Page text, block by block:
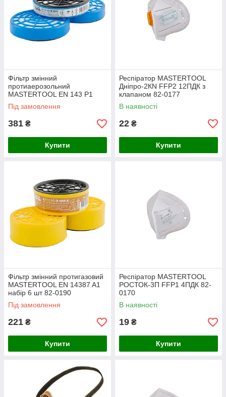
Фільтр змінний
протиаерозольний
MASTERTOOL EN 143 P1
набір 12 шт 82-0188
Під замовлення
381 ₴
Купити
Респіратор MASTERTOOL
Дніпро-2КN FFP2 12ПДК з
клапаном 82-0177
В наявності
22 ₴
Купити
Фільтр змінний протигазовий
MASTERTOOL EN 14387 A1
набір 6 шт 82-0190
Під замовлення
221 ₴
Купити
Респіратор MASTERTOOL
РОСТОК-3П FFP1 4ПДК 82-
0170
В наявності
19 ₴
Купити